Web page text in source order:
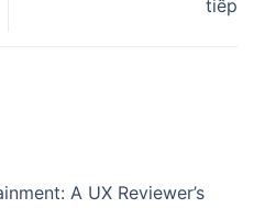
tiếp
A UX Reviewer’s